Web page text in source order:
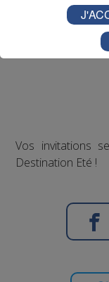
Vos invitations
Destination Eté !